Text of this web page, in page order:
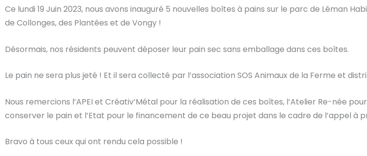
Ce lundi 19 Juin 2023, nous avons inauguré 5 nouvelles boîtes à pains sur le parc de Léman
de Collonges, des Plantées et de Vongy !
Désormais, nos résidents peuvent déposer leur pain sec sans emballage dans ces boîtes.
Le pain ne sera plus jeté ! Et il sera collecté par l’association SOS Animaux de la Ferme et
Nous remercions l’APEI et Créativ’Métal pour la réalisation de ces boîtes, l’Atelier Re-née
conserver le pain et l’Etat pour le financement de ce beau projet dans le cadre de l’appel à
Bravo à tous ceux qui ont rendu cela possible !